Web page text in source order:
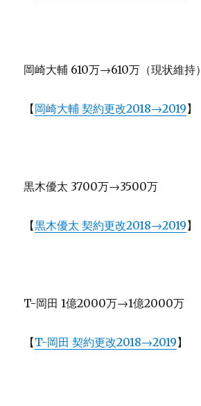
岡崎大輔 610万→610万（現状維持）
【岡崎大輔 契約更改2018→2019】
黒木優太 3700万→3500万
【黒木優太 契約更改2018→2019】
T-岡田 1億2000万→1億2000万
【T-岡田 契約更改2018→2019】